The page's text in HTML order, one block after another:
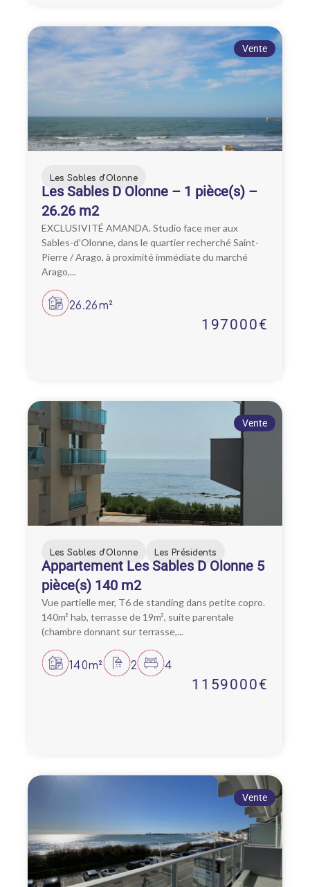
Vente
Les Sables d'Olonne
Les Sables D Olonne – 1 pièce(s) –
26.26 m2
EXCLUSIVITÉ AMANDA. Studio face mer aux
Sables-d’Olonne, dans le quartier recherché Saint-
Pierre / Arago, à proximité immédiate du marché
Arago,...
26.26m²
197000€
Vente
Les Sables d'Olonne Les Présidents
Appartement Les Sables D Olonne 5
pièce(s) 140 m2
Vue partielle mer, T6 de standing dans petite copro.
140m² hab, terrasse de 19m², suite parentale
(chambre donnant sur terrasse,...
140m² 2 4
1159000€
Vente